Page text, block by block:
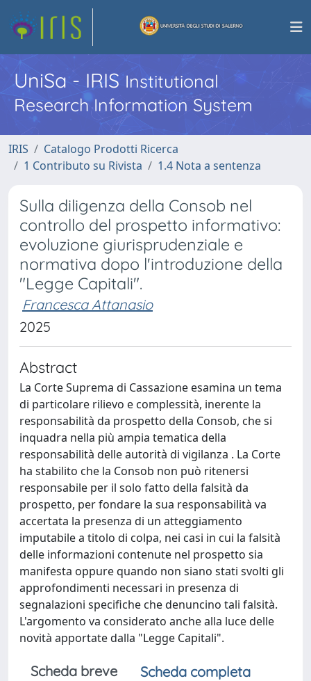
UniSa - IRISInstitutional
Research Information System
IRIS
Catalogo Prodotti Ricerca
1 Contributo su Rivista
1.4 Nota a sentenza
Sulla diligenza della Consob nel
controllo del prospetto informativo:
evoluzione giurisprudenziale e
normativa dopo l'introduzione della
"Legge Capitali".
Francesca Attanasio
2025
Abstract
La Corte Suprema di Cassazione esamina un tema
di particolare rilievo e complessità, inerente la
responsabilità da prospetto della Consob, che si
inquadra nella più ampia tematica della
responsabilità delle autorità di vigilanza . La Corte
ha stabilito che la Consob non può ritenersi
responsabile per il solo fatto della falsità da
prospetto, per fondare la sua responsabilità va
accertata la presenza di un atteggiamento
imputabile a titolo di colpa, nei casi in cui la falsità
delle informazioni contenute nel prospetto sia
manifesta oppure quando non siano stati svolti gli
approfondimenti necessari in presenza di
segnalazioni specifiche che denuncino tali falsità.
L'argomento va considerato anche alla luce delle
novità apportate dalla "Legge Capitali".
Scheda breve
Scheda completa